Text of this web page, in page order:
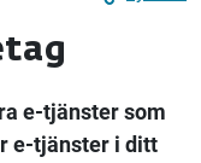
e-tjänster som
e-tjänster i ditt